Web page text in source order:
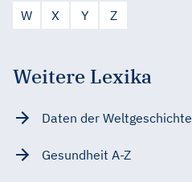
W
X Y Z
Weitere Lexika
Daten der Weltgeschichte
Gesundheit A-Z